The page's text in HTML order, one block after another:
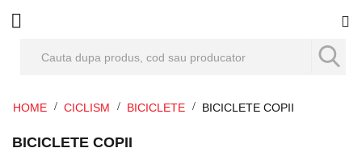
HOME CICLISM BICICLETE BICICLETE COPII
BICICLETE COPII